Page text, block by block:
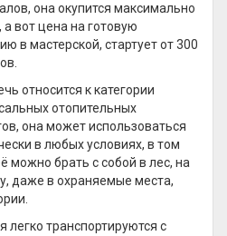
она окупится максимально
а вот цена на готовую
в мастерской, стартует от 300
относится к категории
отопительных
она может использоваться
в любых условиях, в том
можно брать с собой в лес, на
даже в охраняемые места,
легко транспортируются с